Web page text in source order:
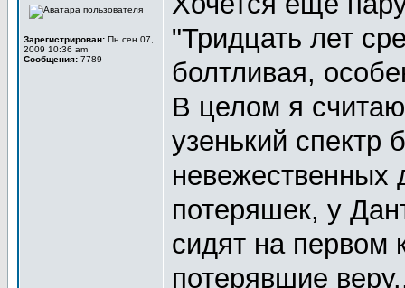
Зарегистрирован: Пн сен 07,
2009 10:36 am
Сообщения: 7789
"Тридцать лет
болтливая,
В целом я считаю
узенький спектр
невежественных
потеряшек, у
сидят на первом
потерявшие